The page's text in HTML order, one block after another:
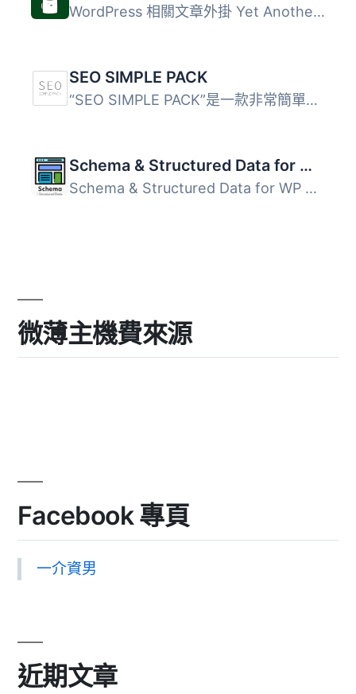
WordPress 相關文章外掛 Yet Another Related Posts Plugin (...
SEO SIMPLE PACK
“SEO SIMPLE PACK”是一款非常簡單的SEO外掛程式...
Schema & Structured Data for WP & AMP
Schema & Structured Data for WP & AMP 外掛根據 Sc...
微薄主機費來源
Facebook 專頁
一介資男
近期文章